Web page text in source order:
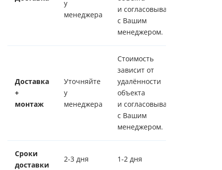
у
менеджера
и согласовывается
с Вашим
менеджером.
Доставка
+
монтаж
Уточняйте
у
менеджера
Стоимость
зависит от
удалённости
объекта
и согласовывается
с Вашим
менеджером.
Сроки
доставки
2-3 дня 1-2 дня